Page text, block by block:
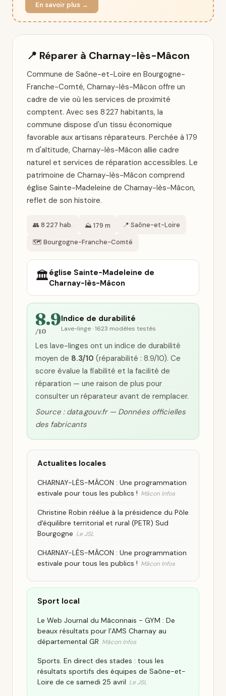
En savoir plus →
📍 Réparer à Charnay-lès-Mâcon
Commune de Saône-et-Loire en Bourgogne-
Franche-Comté, Charnay-lès-Mâcon offre un
cadre de vie où les services de proximité
comptent. Avec ses 8 227 habitants, la
commune dispose d'un tissu économique
favorable aux artisans réparateurs. Perchée à 179
m d'altitude, Charnay-lès-Mâcon allie cadre
naturel et services de réparation accessibles. Le
patrimoine de Charnay-lès-Mâcon comprend
église Sainte-Madeleine de Charnay-lès-Mâcon,
reflet de son histoire.
👥 8 227 hab. ⛰️ 179 m 📍 Saône-et-Loire
🗺️ Bourgogne-Franche-Comté
🏛️église Sainte-Madeleine de
Charnay-lès-Mâcon
8.9
/10
Indice de durabilité
Lave-linge · 1623 modèles testés
Les lave-linges ont un indice de durabilité
moyen de 8.3/10 (réparabilité : 8.9/10). Ce
score évalue la fiabilité et la facilité de
réparation — une raison de plus pour
consulter un réparateur avant de remplacer.
Source : data.gouv.fr — Données officielles
des fabricants
Actualites locales
CHARNAY-LÈS-MÂCON : Une programmation
estivale pour tous les publics ! Mâcon Infos
Christine Robin réélue à la présidence du Pôle
d'équilibre territorial et rural (PETR) Sud
Bourgogne Le JSL
CHARNAY-LÈS-MÂCON : Une programmation
estivale pour tous les publics ! Mâcon Infos
Sport local
Le Web Journal du Mâconnais - GYM : De
beaux résultats pour l’AMS Charnay au
départemental GR Mâcon Infos
Sports. En direct des stades : tous les
résultats sportifs des équipes de Saône-et-
Loire de ce samedi 25 avril Le JSL